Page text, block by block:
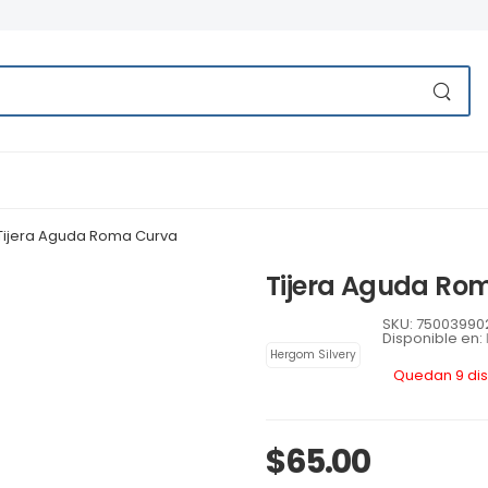
Aguda Roma Curva
Tijera Aguda
Hergom Silvery
SKU:
Disponible en:
Quedan 9
$65.00